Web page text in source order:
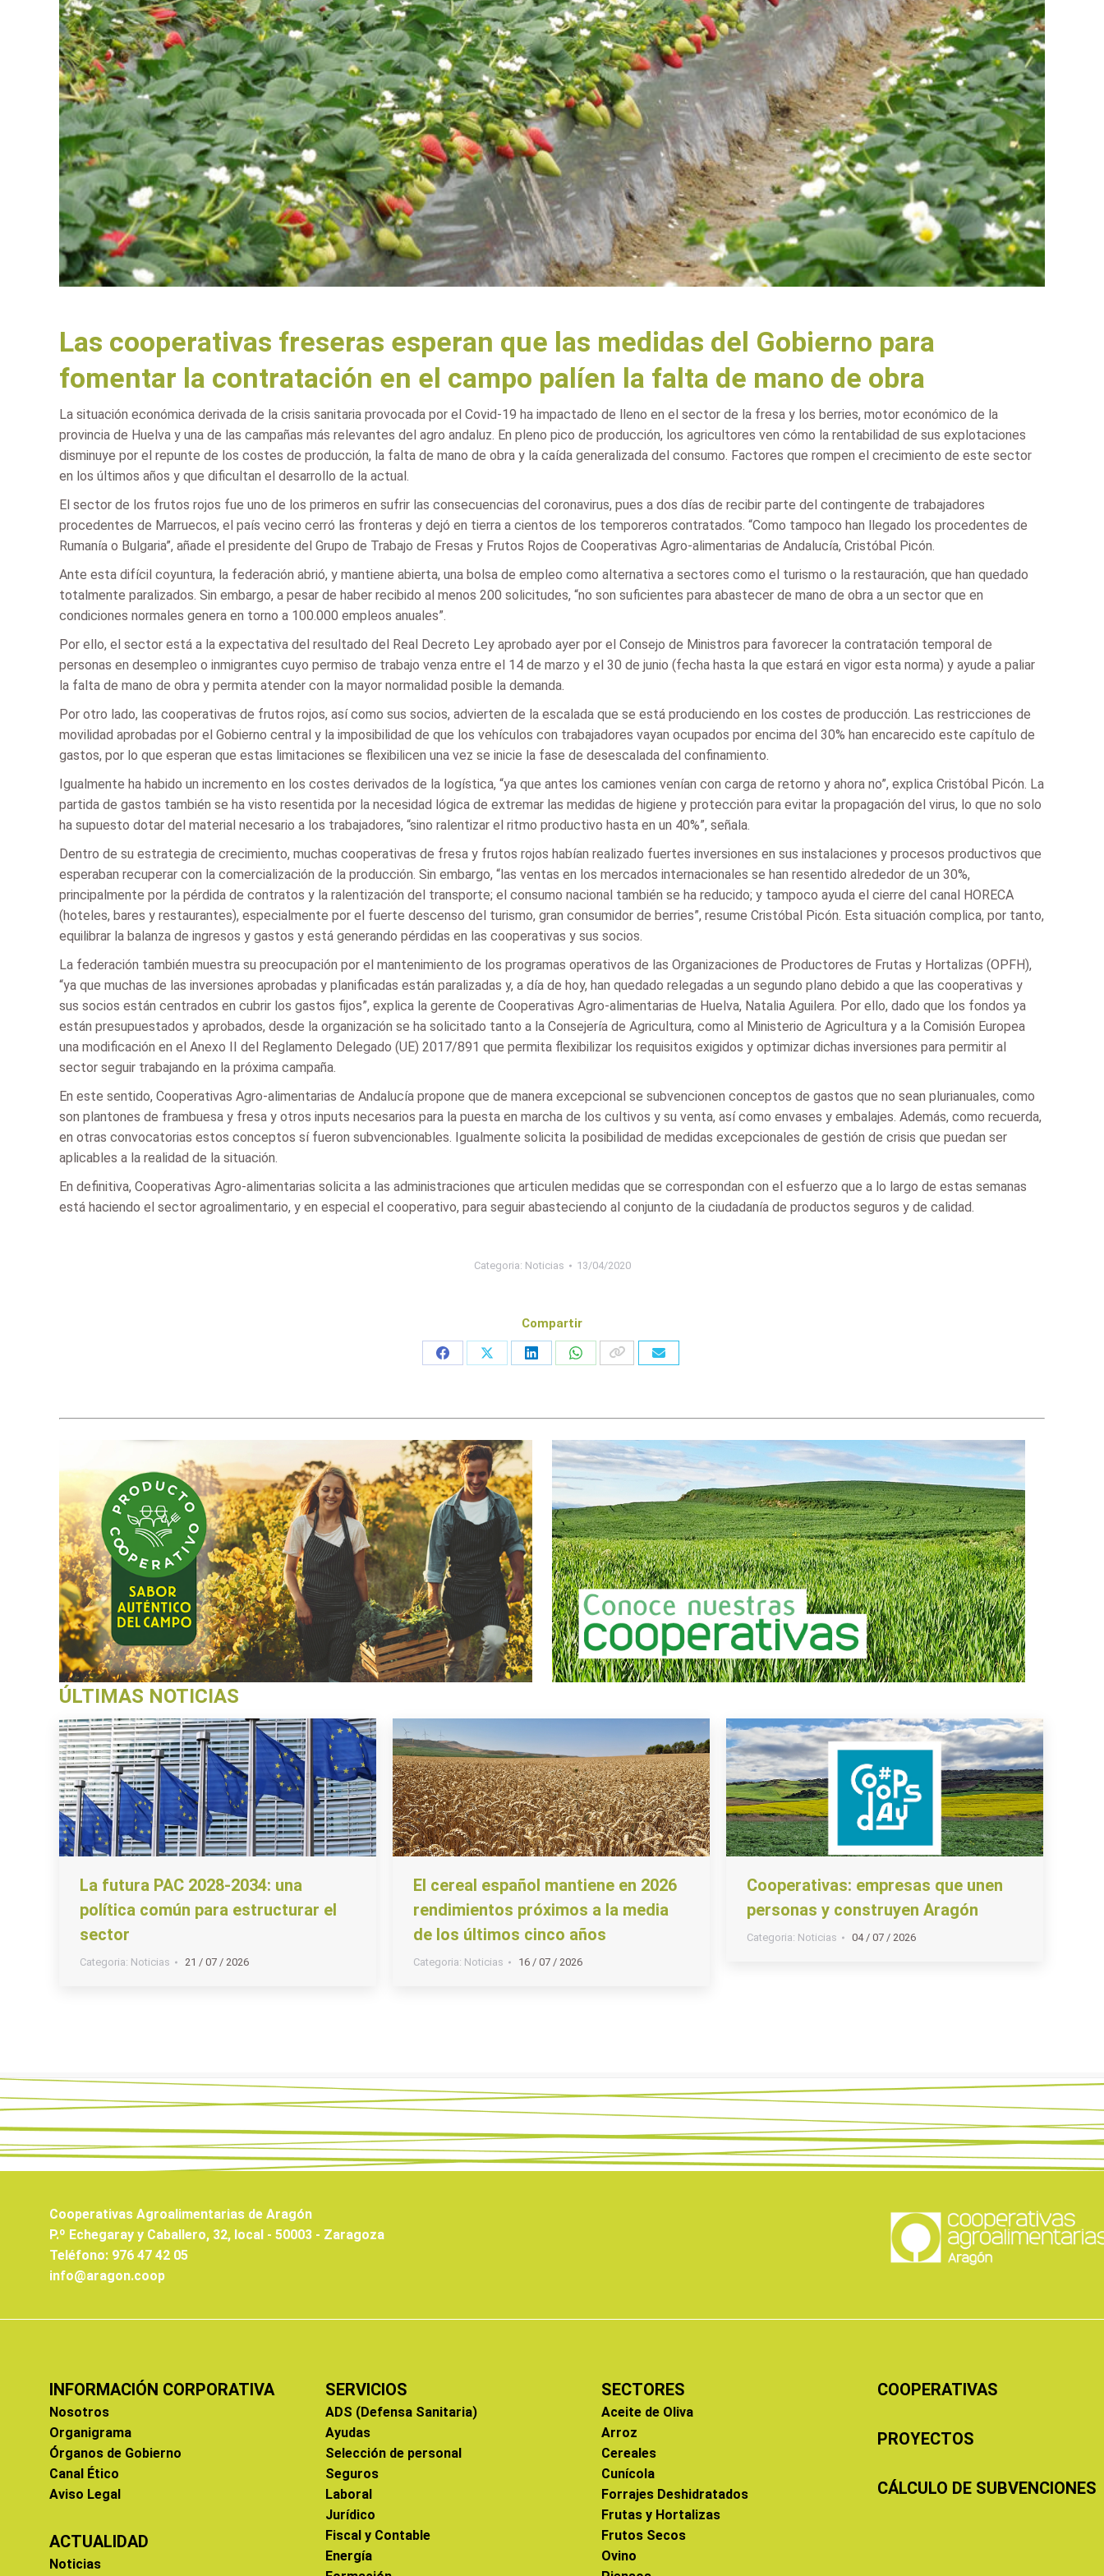
Las cooperativas freseras esperan que las medidas del Gobierno para
fomentar la contratación en el campo palíen la falta de mano de obra
La situación económica derivada de la crisis sanitaria provocada por el Covid-19 ha impactado de lleno en el sector de la fresa y los berries, motor económico de la
provincia de Huelva y una de las campañas más relevantes del agro andaluz. En pleno pico de producción, los agricultores ven cómo la rentabilidad de sus explotaciones
disminuye por el repunte de los costes de producción, la falta de mano de obra y la caída generalizada del consumo. Factores que rompen el crecimiento de este sector
en los últimos años y que dificultan el desarrollo de la actual.
El sector de los frutos rojos fue uno de los primeros en sufrir las consecuencias del coronavirus, pues a dos días de recibir parte del contingente de trabajadores
procedentes de Marruecos, el país vecino cerró las fronteras y dejó en tierra a cientos de los temporeros contratados. “Como tampoco han llegado los procedentes de
Rumanía o Bulgaria”, añade el presidente del Grupo de Trabajo de Fresas y Frutos Rojos de Cooperativas Agro-alimentarias de Andalucía, Cristóbal Picón.
Ante esta difícil coyuntura, la federación abrió, y mantiene abierta, una bolsa de empleo como alternativa a sectores como el turismo o la restauración, que han quedado
totalmente paralizados. Sin embargo, a pesar de haber recibido al menos 200 solicitudes, “no son suficientes para abastecer de mano de obra a un sector que en
condiciones normales genera en torno a 100.000 empleos anuales”.
Por ello, el sector está a la expectativa del resultado del Real Decreto Ley aprobado ayer por el Consejo de Ministros para favorecer la contratación temporal de
personas en desempleo o inmigrantes cuyo permiso de trabajo venza entre el 14 de marzo y el 30 de junio (fecha hasta la que estará en vigor esta norma) y ayude a paliar
la falta de mano de obra y permita atender con la mayor normalidad posible la demanda.
Por otro lado, las cooperativas de frutos rojos, así como sus socios, advierten de la escalada que se está produciendo en los costes de producción. Las restricciones de
movilidad aprobadas por el Gobierno central y la imposibilidad de que los vehículos con trabajadores vayan ocupados por encima del 30% han encarecido este capítulo de
gastos, por lo que esperan que estas limitaciones se flexibilicen una vez se inicie la fase de desescalada del confinamiento.
Igualmente ha habido un incremento en los costes derivados de la logística, “ya que antes los camiones venían con carga de retorno y ahora no”, explica Cristóbal Picón. La
partida de gastos también se ha visto resentida por la necesidad lógica de extremar las medidas de higiene y protección para evitar la propagación del virus, lo que no solo
ha supuesto dotar del material necesario a los trabajadores, “sino ralentizar el ritmo productivo hasta en un 40%”, señala.
Dentro de su estrategia de crecimiento, muchas cooperativas de fresa y frutos rojos habían realizado fuertes inversiones en sus instalaciones y procesos productivos que
esperaban recuperar con la comercialización de la producción. Sin embargo, “las ventas en los mercados internacionales se han resentido alrededor de un 30%,
principalmente por la pérdida de contratos y la ralentización del transporte; el consumo nacional también se ha reducido; y tampoco ayuda el cierre del canal HORECA
(hoteles, bares y restaurantes), especialmente por el fuerte descenso del turismo, gran consumidor de berries”, resume Cristóbal Picón. Esta situación complica, por tanto,
equilibrar la balanza de ingresos y gastos y está generando pérdidas en las cooperativas y sus socios.
La federación también muestra su preocupación por el mantenimiento de los programas operativos de las Organizaciones de Productores de Frutas y Hortalizas (OPFH),
“ya que muchas de las inversiones aprobadas y planificadas están paralizadas y, a día de hoy, han quedado relegadas a un segundo plano debido a que las cooperativas y
sus socios están centrados en cubrir los gastos fijos”, explica la gerente de Cooperativas Agro-alimentarias de Huelva, Natalia Aguilera. Por ello, dado que los fondos ya
están presupuestados y aprobados, desde la organización se ha solicitado tanto a la Consejería de Agricultura, como al Ministerio de Agricultura y a la Comisión Europea
una modificación en el Anexo II del Reglamento Delegado (UE) 2017/891 que permita flexibilizar los requisitos exigidos y optimizar dichas inversiones para permitir al
sector seguir trabajando en la próxima campaña.
En este sentido, Cooperativas Agro-alimentarias de Andalucía propone que de manera excepcional se subvencionen conceptos de gastos que no sean plurianuales, como
son plantones de frambuesa y fresa y otros inputs necesarios para la puesta en marcha de los cultivos y su venta, así como envases y embalajes. Además, como recuerda,
en otras convocatorias estos conceptos sí fueron subvencionables. Igualmente solicita la posibilidad de medidas excepcionales de gestión de crisis que puedan ser
aplicables a la realidad de la situación.
En definitiva, Cooperativas Agro-alimentarias solicita a las administraciones que articulen medidas que se correspondan con el esfuerzo que a lo largo de estas semanas
está haciendo el sector agroalimentario, y en especial el cooperativo, para seguir abasteciendo al conjunto de la ciudadanía de productos seguros y de calidad.
Categoria: Noticias 13/04/2020
Compartir
Share
Share
Share
Share
ÚLTIMAS NOTICIAS
La futura PAC 2028-2034: una
política común para estructurar el
sector
Categoria: Noticias 21 / 07 / 2026
El cereal español mantiene en 2026
rendimientos próximos a la media
de los últimos cinco años
Categoria: Noticias 16 / 07 / 2026
Cooperativas: empresas que unen
personas y construyen Aragón
Categoria: Noticias 04 / 07 / 2026
Cooperativas Agroalimentarias de Aragón
P.º Echegaray y Caballero, 32, local - 50003 - Zaragoza
Teléfono: 976 47 42 05
info@aragon.coop
INFORMACIÓN CORPORATIVA
Nosotros
Organigrama
Órganos de Gobierno
Canal Ético
Aviso Legal
ACTUALIDAD
Noticias
SERVICIOS
ADS (Defensa Sanitaria)
Ayudas
Selección de personal
Seguros
Laboral
Jurídico
Fiscal y Contable
Energía
SECTORES
Aceite de Oliva
Arroz
Cereales
Cunícola
Forrajes Deshidratados
Frutas y Hortalizas
Frutos Secos
Ovino
COOPERATIVAS
PROYECTOS
CÁLCULO DE SUBVENCIONES